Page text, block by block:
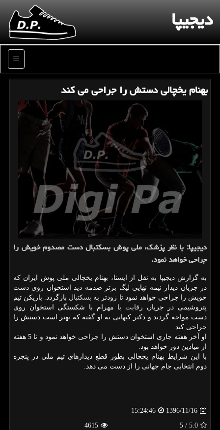
دیجیپا
منو
بهنام یخچالی دستش را جراحی می كند
دیجیپا: با نظر پزشك، ملی پوش بسكتبال دست مصدوم خویش را
جراحی خواهد نمود.
به گزارش دیجیپا به نقل از ایسنا، بهنام یخچالی ملی پوش ایران كه
در جریان دیدار نیمه نهایی لیگ برتر صدمه دید استخوان روی دست
خویش را جراحی خواهد نمود تا زودتر به بسكتبال بازگردد. بازیكن تیم
پتروشیمی در جریان رقابت با مهرام با شكستگی استخوان روی
دست مواجه گردید و دكتر كیهانی به او گفته كه بهتر است دستش را
جراحی كند.
او آخر هفته جاری استخوان دستش را جراحی خواهد نمود و تا 5 هفته
از میادین دور خواهد بود.
با این شرایط بهنام یخچالی بطور قطع دیدارهای تیم ملی در پنجره
دوم انتخابی جام جهانی را از دست می دهد.
1396/11/16
15:24:46
5.0
/ 5
4615